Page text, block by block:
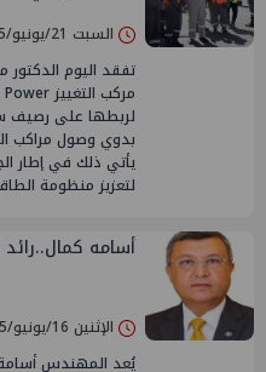
السبت 21/يونيو/2025 - 01:09 م
تفقد اليوم
لربطها على رصيف
بدوي وصول مراكب
يأتي ذلك في إطار
لتعزيز منظومة
أسامه
الإثنين 16/يونيو/2025 - 08:58 ص
يُعد المهندس أسامة